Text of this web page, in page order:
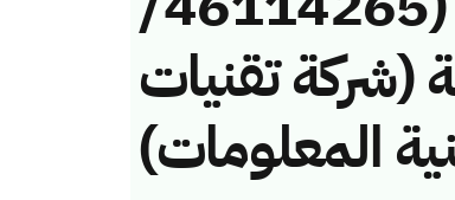
(شركة تقنيات
المعلومات)